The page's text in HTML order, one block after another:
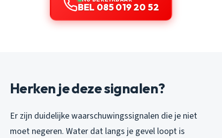
BEL 085 019 20 52
Herken je deze signalen?
Er zijn duidelijke waarschuwingssignalen die je niet
moet negeren. Water dat langs je gevel loopt is